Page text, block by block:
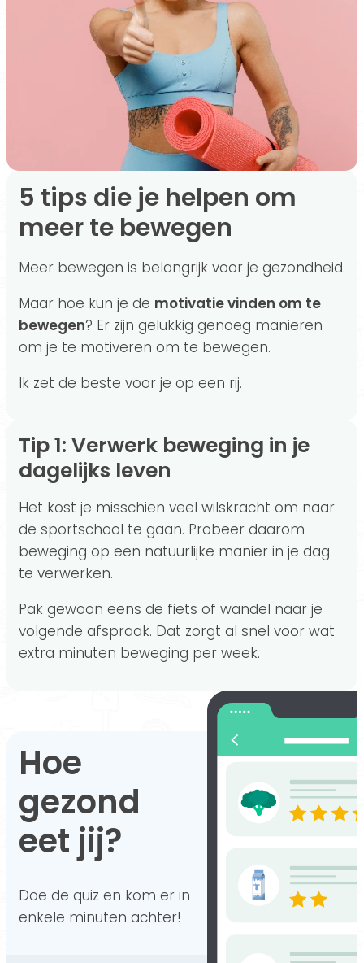
5 tips die je helpen om
meer te bewegen
Meer bewegen is belangrijk voor je gezondheid.
Maar hoe kun je de motivatie vinden om te
bewegen? Er zijn gelukkig genoeg manieren
om je te motiveren om te bewegen.
Ik zet de beste voor je op een rij.
Tip 1: Verwerk beweging in je
dagelijks leven
Het kost je misschien veel wilskracht om naar
de sportschool te gaan. Probeer daarom
beweging op een natuurlijke manier in je dag
te verwerken.
Pak gewoon eens de fiets of wandel naar je
volgende afspraak. Dat zorgt al snel voor wat
extra minuten beweging per week.
Hoe
gezond
eet jij?
Doe de quiz en kom er in
enkele minuten achter!